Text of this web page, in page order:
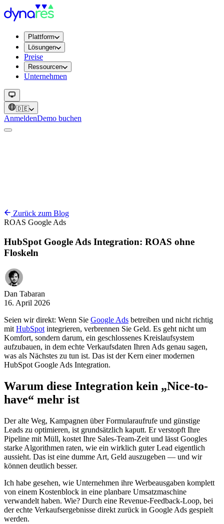
Plattform
Lösungen
Preise
Ressourcen
Unternehmen
🇩🇪
AnmeldenDemo buchen
Zurück zum Blog
ROAS Google Ads
HubSpot Google Ads Integration: ROAS ohne
Floskeln
Dan Tabaran
16. April 2026
Seien wir direkt: Wenn Sie Google Ads betreiben und nicht richtig
mitHubSpotintegrieren, verbrennen Sie Geld. Es geht nicht um
Komfort, sondern darum, ein geschlossenes Kreislaufsystem
aufzubauen, in dem echte Verkaufsdaten Ihren Ads genau sagen,
was als Nächstes zu tun ist. Das ist der Kern einer modernen
HubSpot Google Ads Integration.
Warum diese Integration kein „Nice-to-
have“ mehr ist
Der alte Weg, Kampagnen über Formularaufrufe und günstige
Leads zu optimieren, ist grundsätzlich kaputt. Er verstopft Ihre
Pipeline mit Müll, kostet Ihre Sales-Team-Zeit und lässt Googles
starke Algorithmen raten, wie ein wirklich guter Lead eigentlich
aussieht. Das ist eine dumme Art, Geld auszugeben — und wir
können deutlich besser.
Ich habe gesehen, wie Unternehmen ihre Werbeausgaben komplett
von einem Kostenblock in eine planbare Umsatzmaschine
verwandelt haben. Wie? Durch eine Revenue-Feedback-Loop, bei
der echte Verkaufsergebnisse direkt zurück in Google Ads gespielt
werden.